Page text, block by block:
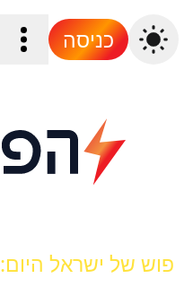
כניסה
פוש של ישראל היום: